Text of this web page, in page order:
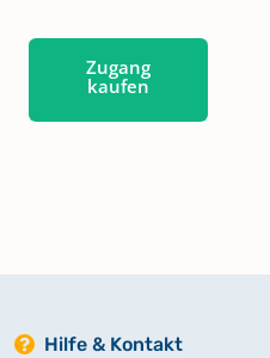
Zugang
kaufen
Hilfe & Kontakt